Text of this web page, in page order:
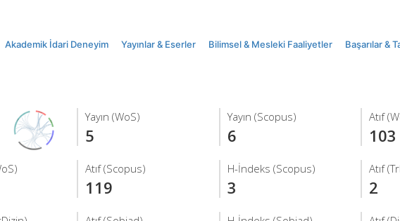
Akademik İdari Deneyim Yayınlar & Eserler Bilimsel & Mesleki Faaliyetler Başarılar &
Yayın (WoS)
5
Yayın (Scopus)
6
Atıf
103
Atıf (Scopus)
119
H-İndeks (Scopus)
3
Atıf
2